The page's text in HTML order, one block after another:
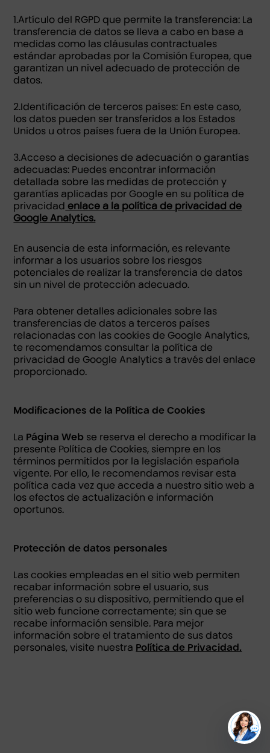
1.Artículo del RGPD que permite la transferencia: La
transferencia de datos se lleva a cabo en base a
medidas como las cláusulas contractuales
estándar aprobadas por la Comisión Europea, que
garantizan un nivel adecuado de protección de
datos.
2.Identificación de terceros países: En este caso,
los datos pueden ser transferidos a los Estados
Unidos u otros países fuera de la Unión Europea.
3.Acceso a decisiones de adecuación o garantías
adecuadas: Puedes encontrar información
detallada sobre las medidas de protección y
garantías aplicadas por Google en su política de
privacidad enlace a la política de privacidad de
Google Analytics.
En ausencia de esta información, es relevante
informar a los usuarios sobre los riesgos
potenciales de realizar la transferencia de datos
sin un nivel de protección adecuado.
Para obtener detalles adicionales sobre las
transferencias de datos a terceros países
relacionadas con las cookies de Google Analytics,
te recomendamos consultar la política de
privacidad de Google Analytics a través del enlace
proporcionado.
Modificaciones de la Política de Cookies
La Página Web se reserva el derecho a modificar la
presente Política de Cookies, siempre en los
términos permitidos por la legislación española
vigente. Por ello, le recomendamos revisar esta
política cada vez que acceda a nuestro sitio web a
los efectos de actualización e información
oportunos.
Protección de datos personales
Las cookies empleadas en el sitio web permiten
recabar información sobre el usuario, sus
preferencias o su dispositivo, permitiendo que el
sitio web funcione correctamente; sin que se
recabe información sensible. Para mejor
información sobre el tratamiento de sus datos
personales, visite nuestra Política de Privacidad.
ES